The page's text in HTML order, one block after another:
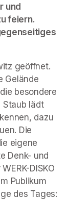
und
feiern.
geöffnet.
Gelände
besondere
Staub lädt
dazu
Die
eigene
Denk- und
DISKO
Publikum
des Tages: